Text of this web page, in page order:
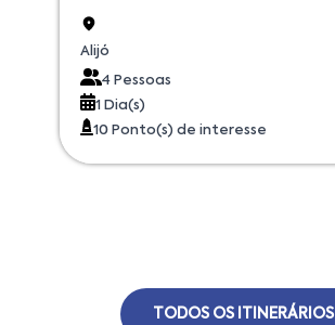
Alijó
4 Pessoas
1 Dia(s)
10 Ponto(s) de interesse
TODOS OS ITINERÁRIOS